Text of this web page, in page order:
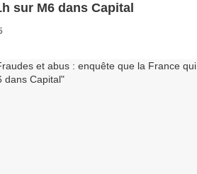
sur M6 dans Capital